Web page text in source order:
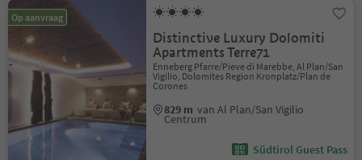
Op aanvraag
Distinctive Luxury Dolomiti
Apartments Terre71
Enneberg Pfarre/Pieve di Marebbe, Al Plan/San
Vigilio, Dolomites Region Kronplatz/Plan de
Corones
829 m van Al Plan/San Vigilio
Centrum
Südtirol Guest Pass